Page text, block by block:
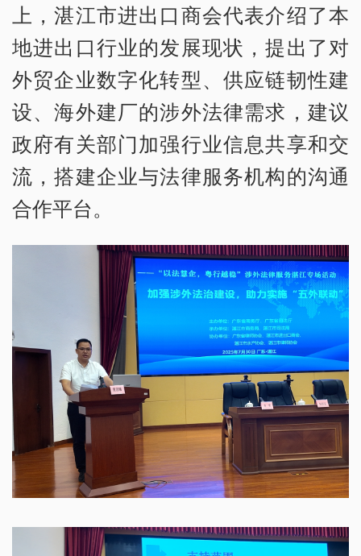
上，湛江市进出口商会代表介绍了本
地进出口行业的发展现状，提出了对
外贸企业数字化转型、供应链韧性建
设、海外建厂的涉外法律需求，建议
政府有关部门加强行业信息共享和交
流，搭建企业与法律服务机构的沟通
合作平台。